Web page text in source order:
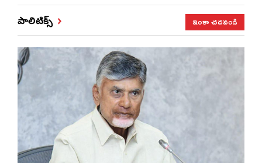
పాలిటిక్స్ ఇంకా చదవండి